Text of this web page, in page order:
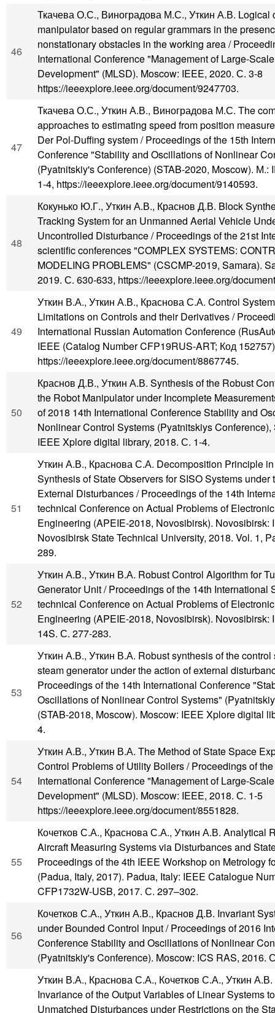
46
Ткачева О.С., Виноградова М.С., Уткин А.В. Logical
manipulator based on regular grammars in the
nonstationary obstacles in the working area /
International Conference "Management of Large-
Development" (MLSD). Moscow: IEEE, 2020. С. 3-8
https://ieeexplore.ieee.org/document/9247703.
47
Ткачева О.С., Уткин А.В., Виноградова М.С. The
approaches to estimating speed from position
Der Pol-Duffing system / Proceedings of the 15th
Conference "Stability and Oscillations of Nonlinear
(Pyatnitskiy's Conference) (STAB-2020, Moscow). М.:
1-4, https://ieeexplore.ieee.org/document/9140593.
48
Кокунько Ю.Г., Уткин А.В., Краснов Д.В. Block
Tracking System for an Unmanned Aerial Vehicle
Uncontrolled Disturbance / Proceedings of the 21st
scientific conferences "COMPLEX SYSTEMS:
MODELING PROBLEMS" (CSCMP-2019, Samara).
2019. С. 630-633, https://ieeexplore.ieee.org/
49
Уткин В.А., Уткин А.В., Краснова С.А. Control
Limitations on Controls and their Derivatives /
International Russian Automation Conference
IEEE (Catalog Number CFP19RUS-ART; Код
https://ieeexplore.ieee.org/document/8867745.
50
Краснов Д.В., Уткин А.В. Synthesis of the Robust
the Robot Manipulator under Incomplete
of 2018 14th International Conference Stability and
Nonlinear Control Systems (Pyatnitskiys
IEEE Xplore digital library, 2018. С. 1-4.
51
Уткин А.В., Краснова С.А. Decomposition Principle
Synthesis of State Observers for SISO Systems under
External Disturbances / Proceedings of the 14th
technical Conference on Actual Problems of
Engineering (APEIE-2018, Novosibirsk). Novosibirsk:
Novosibirsk State Technical University, 2018. Vol. 1,
289.
52
Уткин А.В., Уткин В.А. Robust Control Algorithm for
Generator Unit / Proceedings of the 14th International
technical Conference on Actual Problems of
Engineering (APEIE-2018, Novosibirsk). Novosibirsk:
14S. С. 277-283.
53
Уткин А.В., Уткин В.А. Robust synthesis of the control
steam generator under the action of external
Proceedings of the 14th International Conference
Oscillations of Nonlinear Control Systems"
(STAB-2018, Moscow). Moscow: IEEE Xplore digital
4.
54
Уткин А.В., Уткин В.А. The Method of State Space
Control Problems of Utility Boilers / Proceedings of
International Conference "Management of Large-
Development" (MLSD). Moscow: IEEE, 2018. С. 1-5
https://ieeexplore.ieee.org/document/8551828.
55
Кочетков С.А., Краснова С.А., Уткин А.В. Analytical
Aircraft Measuring Systems via Disturbances and
Proceedings of the 4th IEEE Workshop on Metrology
(Padua, Italy, 2017). Padua, Italy: IEEE Catalogue
CFP1732W-USB, 2017. С. 297–302.
56
Кочетков С.А., Уткин А.В., Краснов Д.В. Invariant
under Bounded Control Input / Proceedings of 2016
Conference Stability and Oscillations of Nonlinear
(Pyatnitskiy's Conference). Moscow: ICS RAS, 2016.
Уткин В.А., Краснова С.А., Кочетков С.А., Уткин
Invariance of the Output Variables of Linear Systems
Unmatched Disturbances under Restrictions on the